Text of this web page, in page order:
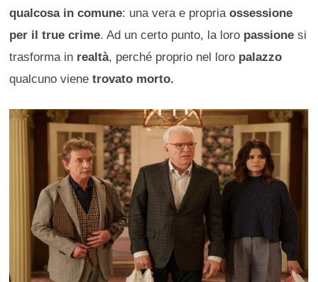
qualcosa in comune: una vera e propriaossessione
per il true crime. Ad un certo punto, la loro passione si
trasforma in realtà, perché proprio nel loro palazzo
qualcuno vienetrovato morto.